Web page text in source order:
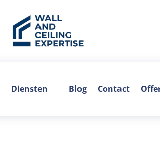
Diensten Blog Contact